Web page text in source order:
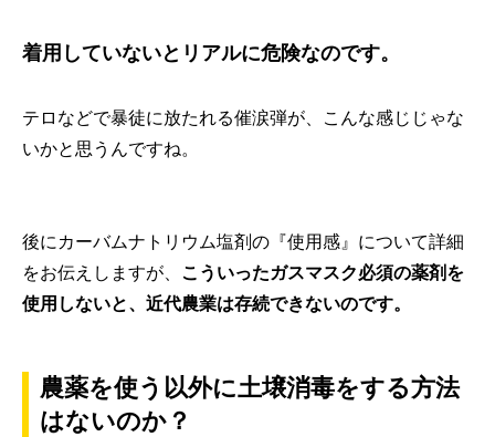
着用していないとリアルに危険なのです。
テロなどで暴徒に放たれる催涙弾が、こんな感じじゃな
いかと思うんですね。
後にカーバムナトリウム塩剤の『使用感』について詳細
をお伝えしますが、 こういったガスマスク必須の薬剤を
使用しないと、近代農業は存続できないのです。
農薬を使う以外に土壌消毒をする方法
はないのか？